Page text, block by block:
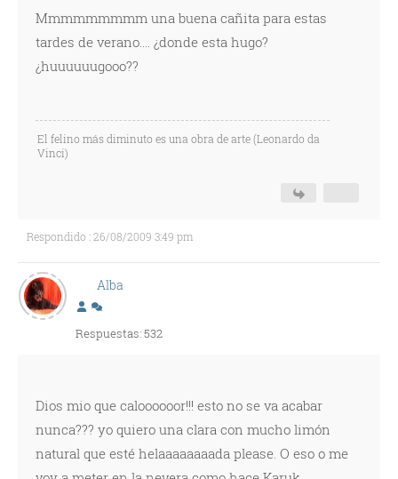
Mmmmmmmmm una buena cañita para estas
tardes de verano.... ¿donde esta hugo?
¿huuuuuugooo??
El felino más diminuto es una obra de arte (Leonardo da
Vinci)
Respondido : 26/08/2009 3:49 pm
Alba
Respuestas: 532
Dios mio que caloooooor!!! esto no se va acabar
nunca??? yo quiero una clara con mucho limón
natural que esté helaaaaaaaada please. O eso o me